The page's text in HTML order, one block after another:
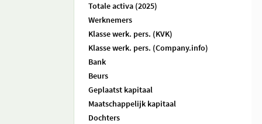
Totale activa (2025)
Werknemers
Klasse werk. pers. (KVK)
Klasse werk. pers. (Company.info)
Bank
Beurs
Geplaatst kapitaal
Maatschappelijk kapitaal
Dochters